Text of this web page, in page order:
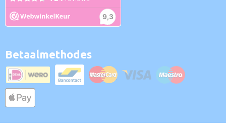
Betaalmethodes